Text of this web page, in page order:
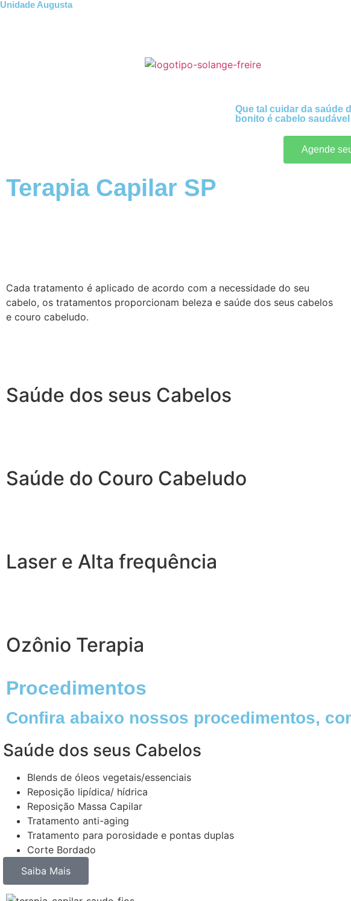
Unidade Augusta
Que tal cuidar da saúde
bonito é cabelo saudável
Agende
Terapia Capilar SP
Cada tratamento é aplicado de acordo com a necessidade do seu
cabelo, os tratamentos proporcionam beleza e saúde dos seus cabelos
e couro cabeludo.
Saúde dos seus Cabelos
Saúde do Couro Cabeludo
Laser e Alta frequência
Ozônio Terapia
Procedimentos
Confira abaixo nossos procedimentos,
Saúde dos seus Cabelos
Blends de óleos vegetais/essenciais
Reposição lipídica/ hídrica ​
Reposição Massa Capilar
Tratamento anti-aging
Tratamento para porosidade e pontas duplas
Corte Bordado
Saiba Mais